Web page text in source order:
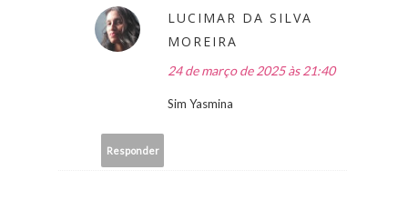
LUCIMAR DA SILVA
MOREIRA
24 de março de 2025 às 21:40
Sim Yasmina
Responder